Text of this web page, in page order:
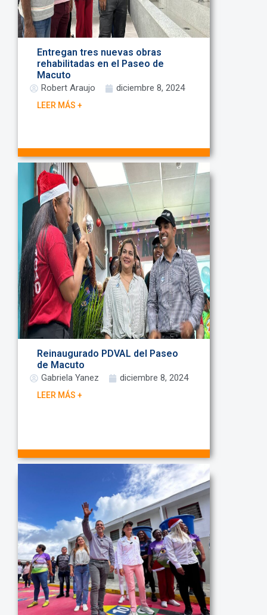
Entregan tres nuevas obras
rehabilitadas en el Paseo de
Macuto
Robert Araujo diciembre 8, 2024
LEER MÁS +
Reinaugurado PDVAL del Paseo
de Macuto
Gabriela Yanez diciembre 8, 2024
LEER MÁS +